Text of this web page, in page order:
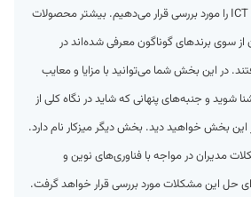
ماه، یکی از محصولات حوزه ICT را مورد بررسی قرار می‌دهیم. بیشتر محصولات
از سوی برندهای گوناگون معرفی شده‌اند در
در این بخش شما می‌توانید با مزایا و معایب
و جنبه‌های پنهانی که شاید در نگاه کلی از
بخش خواهید دید. بخش دیگر میزکار نام دارد.
مدیران در مواجه با فناوری‌های نوین و
حل این مشکلات مورد بررسی قرار خواهد گرفت.